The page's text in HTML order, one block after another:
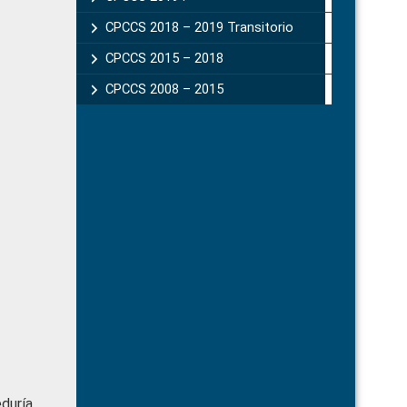
CPCCS 2018 – 2019 Transitorio
CPCCS 2015 – 2018
CPCCS 2008 – 2015